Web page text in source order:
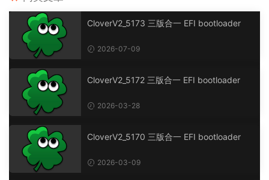
CloverV2_5173 三版合一 EFI bootloader
2026-07-09
CloverV2_5172 三版合一 EFI bootloader
2026-03-28
CloverV2_5170 三版合一 EFI bootloader
2026-03-09